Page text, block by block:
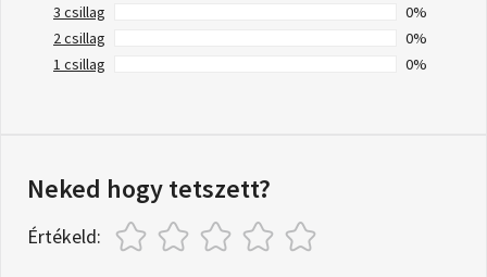
3 csillag
0%
2 csillag
0%
1 csillag
0%
Neked hogy tetszett?
Értékeld: